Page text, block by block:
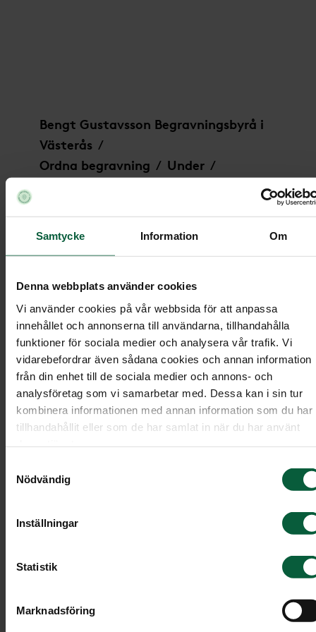
Samtycke Information Om
Denna webbplats använder cookies
Vi använder cookies på vår webbsida för att anpassa
innehållet och annonserna till användarna, tillhandahålla
funktioner för sociala medier och analysera vår trafik. Vi
vidarebefordrar även sådana cookies och annan information
från din enhet till de sociala medier och annons- och
analysföretag som vi samarbetar med. Dessa kan i sin tur
kombinera informationen med annan information som du har
tillhandahållit eller som de har samlat in när du har använt
Nödvändig
Inställningar
Statistik
Marknadsföring
Bengt Gustavsson Begravningsbyrå i
Västerås /
Ordna begravning / Under /
Krans - Sagolika rosor, större
Krans - Sagolika rosor, större
En blomstrande krans med bland annat rosor i